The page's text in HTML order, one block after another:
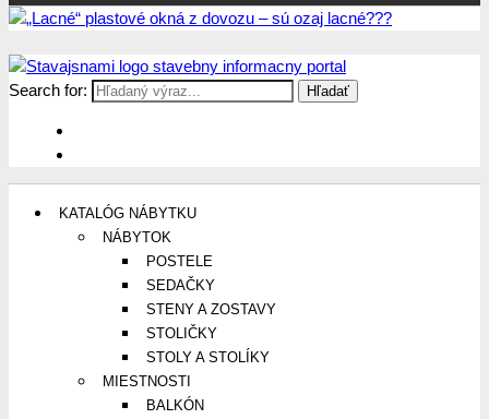
Stavajsnami.sk
Stavebníctvo, stavby, byty, domy a všetko o nich
Search for:
KATALÓG NÁBYTKU
NÁBYTOK
POSTELE
SEDAČKY
STENY A ZOSTAVY
STOLIČKY
STOLY A STOLÍKY
MIESTNOSTI
BALKÓN